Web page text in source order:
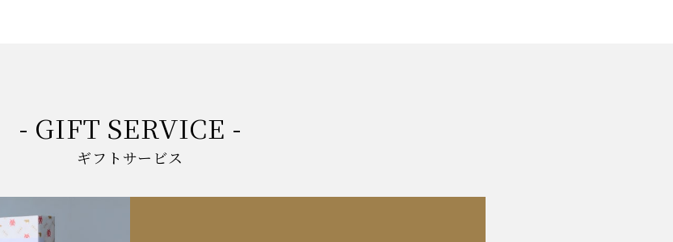
- GIFT SERVICE -
ギフトサービス